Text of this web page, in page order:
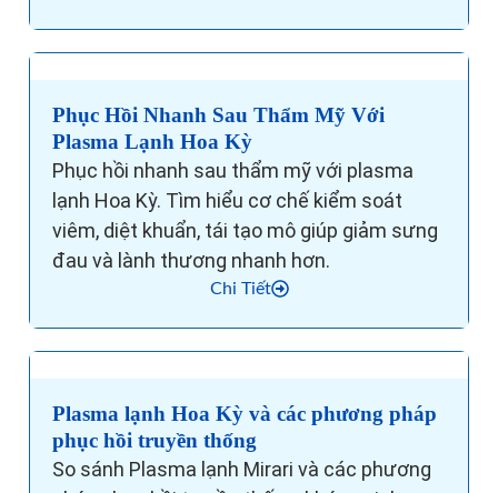
Phục Hồi Nhanh Sau Thẩm Mỹ Với
Plasma Lạnh Hoa Kỳ
Phục hồi nhanh sau thẩm mỹ với plasma
lạnh Hoa Kỳ. Tìm hiểu cơ chế kiểm soát
viêm, diệt khuẩn, tái tạo mô giúp giảm sưng
đau và lành thương nhanh hơn.
Chi Tiết
Plasma lạnh Hoa Kỳ và các phương pháp
phục hồi truyền thống
So sánh Plasma lạnh Mirari và các phương